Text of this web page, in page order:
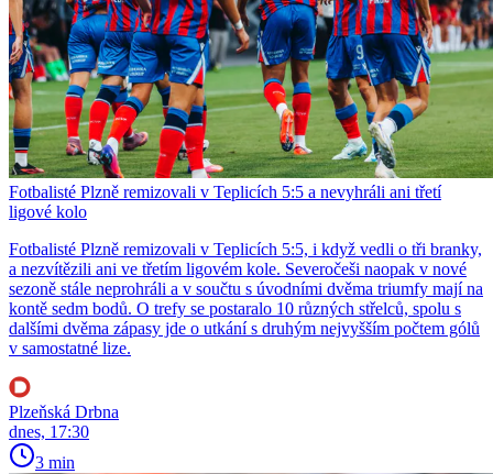
Fotbalisté Plzně remizovali v Teplicích 5:5 a nevyhráli ani třetí
ligové kolo
Fotbalisté Plzně remizovali v Teplicích 5:5, i když vedli o tři branky,
a nezvítězili ani ve třetím ligovém kole. Severočeši naopak v nové
sezoně stále neprohráli a v součtu s úvodními dvěma triumfy mají na
kontě sedm bodů. O trefy se postaralo 10 různých střelců, spolu s
dalšími dvěma zápasy jde o utkání s druhým nejvyšším počtem gólů
v samostatné lize.
Plzeňská Drbna
dnes, 17:30
3 min